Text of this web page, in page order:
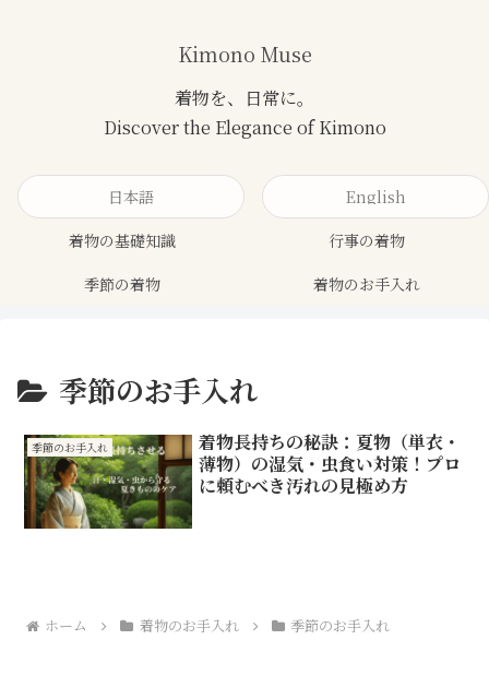
Kimono Muse
日本語
English
着物の基礎知識
行事の着物
季節の着物
着物のお手入れ
季節のお手入れ
季節のお手入れ
着物長持ちの秘訣：夏物（単衣・
薄物）の湿気・虫食い対策！プロ
に頼むべき汚れの見極め方
ホーム 着物のお手入れ 季節のお手入れ